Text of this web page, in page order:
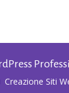
Creazione Siti